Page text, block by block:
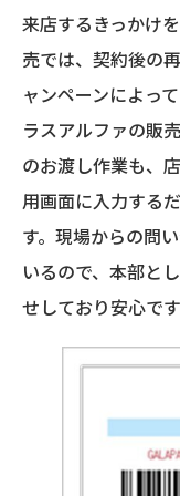
来店するきっかけ
売では、契約後の
ャンペーンによっ
ラスアルファの販
のお渡し作業も、
用画面に入力する
す。現場からの問
いるので、本部と
せしており安心で